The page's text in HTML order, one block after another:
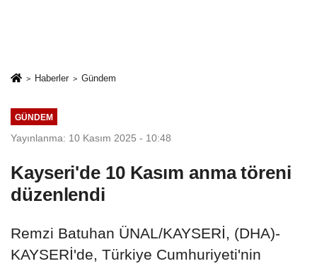
Haberler Gündem
GÜNDEM
Yayınlanma: 10 Kasım 2025 - 10:48
Kayseri'de 10 Kasım anma töreni
düzenlendi
Remzi Batuhan ÜNAL/KAYSERİ, (DHA)-
KAYSERİ'de, Türkiye Cumhuriyeti'nin